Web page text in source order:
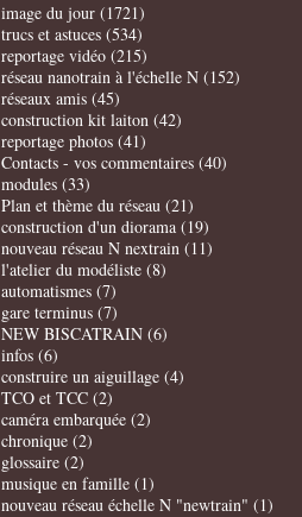
image du jour (1721)
trucs et astuces (534)
reportage vidéo (215)
réseau nanotrain à l'échelle N (152)
réseaux amis (45)
construction kit laiton (42)
reportage photos (41)
Contacts - vos commentaires (40)
modules (33)
Plan et thème du réseau (21)
construction d'un diorama (19)
nouveau réseau N nextrain (11)
l'atelier du modéliste (8)
automatismes (7)
gare terminus (7)
NEW BISCATRAIN (6)
infos (6)
construire un aiguillage (4)
TCO et TCC (2)
caméra embarquée (2)
chronique (2)
glossaire (2)
musique en famille (1)
nouveau réseau échelle N "newtrain" (1)